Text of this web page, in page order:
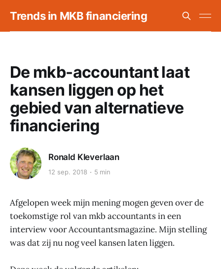
Trends in MKB financiering
De mkb-accountant laat
kansen liggen op het
gebied van alternatieve
financiering
Ronald Kleverlaan
12 sep. 2018 5 min
Afgelopen week mijn mening mogen geven over de
toekomstige rol van mkb accountants in een
interview voor Accountantsmagazine. Mijn stelling
was dat zij nu nog veel kansen laten liggen.